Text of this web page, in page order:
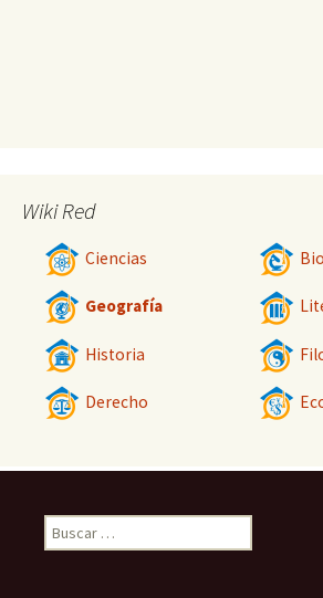
Wiki Red
Ciencias
Geografía
Historia
Derecho
Buscar: